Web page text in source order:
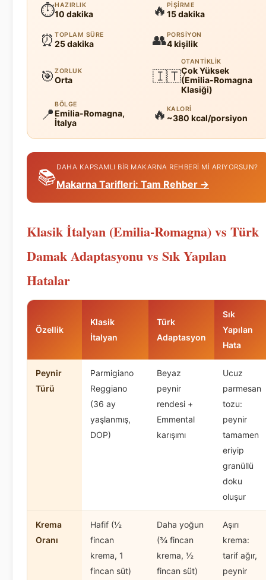
⏱HAZIRLIK
10 dakika 🔥 PIŞIRME
15 dakika
⏰ TOPLAM SÜRE
25 dakika 👥PORSIYON
4 kişilik
🎯 ZORLUK
Orta 🇮🇹
OTANTIKLIK
Çok Yüksek
(Emilia-Romagna
Klasiği)
📍
BÖLGE
Emilia-Romagna,
İtalya
🔥 KALORI
~380 kcal/porsiyon
📚DAHA KAPSAMLI BIR MAKARNA REHBERI MI ARIYORSUN?
Makarna Tarifleri: Tam Rehber →
Klasik İtalyan (Emilia-Romagna) vs Türk
Damak Adaptasyonu vs Sık Yapılan
Hatalar
Özellik
Klasik
İtalyan
Türk
Adaptasyon
Sık
Yapılan
Hata
Peynir
Türü
Parmigiano
Reggiano
(36 ay
yaşlanmış,
DOP)
Beyaz
peynir
rendesi +
Emmental
karışımı
Ucuz
parmesan
tozu:
peynir
tamamen
eriyip
granüllü
doku
oluşur
Krema
Oranı
Hafif (½
fincan
krema, 1
fincan süt)
Daha yoğun
(¾ fincan
krema, ½
fincan süt)
Aşırı
krema:
tarif ağır,
peynir